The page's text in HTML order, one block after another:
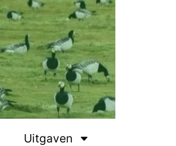
Uitgaven